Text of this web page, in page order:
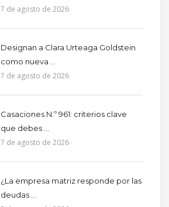
7 de agosto de 2026
Designan a Clara Urteaga Goldstein
como nueva ...
7 de agosto de 2026
Casaciones N.º 961: criterios clave
que debes ...
7 de agosto de 2026
¿La empresa matriz responde por las
deudas ...